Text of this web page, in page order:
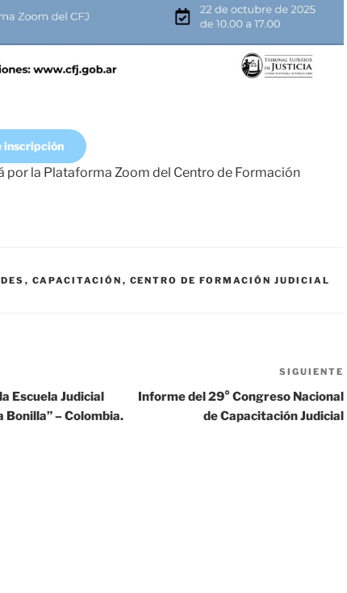
inscripción
por la Plataforma Zoom del Centro de Formación
, CAPACITACIÓN , CENTRO DE FORMACIÓN JUDICIAL
Escuela Judicial
Bonilla” – Colombia.
SIGUIENTE
Informe del 29° Congreso Nacional
de Capacitación Judicial